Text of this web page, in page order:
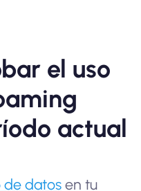
el uso
actual
de datosen tu